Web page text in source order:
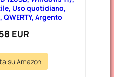
Uso quotidiano,
Argento
EUR
su Amazon